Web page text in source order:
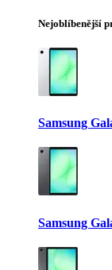
Nejoblíbenější
Samsung
Samsung